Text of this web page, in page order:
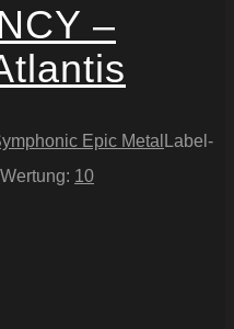
–
Epic Metal Label-
Wertung: 10